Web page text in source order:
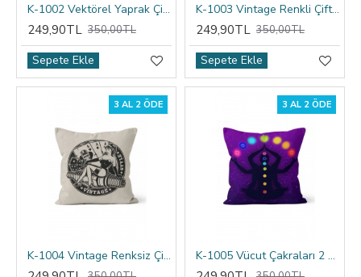
K-1002 Vektörel Yaprak Çift Tarafı Baskılı Kırlent Kılıfı
249,90TL 350,00TL
Sepete Ekle
K-1003 Vintage Renkli Çift Tarafı Baskılı Kırlent Kılıfı
249,90TL 350,00TL
Sepete Ekle
3 AL 2 ÖDE
K-1004 Vintage Renksiz Çift Tarafı Baskılı Kırlent Kılıfı
3 AL 2 ÖDE
K-1005 Vücut Çakraları 2 Çift Tarafı Baskılı Kırlent Kılıfı